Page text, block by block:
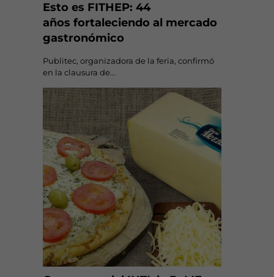
Esto es FITHEP: 44
años fortaleciendo al mercado
gastronómico
Publitec, organizadora de la feria, confirmó
en la clausura de...